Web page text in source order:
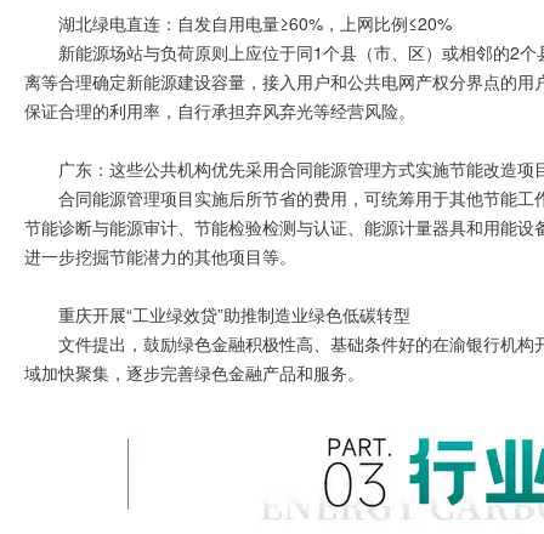
湖北绿电直连：自发自用电量≥60%，上网比例≤20%
新能源场站与负荷原则上应位于同1个县（市、区）或相邻的2
离等合理确定新能源建设容量，接入用户和公共电网产权分界点的
保证合理的利用率，自行承担弃风弃光等经营风险。
广东：这些公共机构优先采用合同能源管理方式实施节能改造项
合同能源管理项目实施后所节省的费用，可统筹用于其他节能
节能诊断与能源审计、节能检验检测与认证、能源计量器具和用能
进一步挖掘节能潜力的其他项目等。
重庆开展“工业绿效贷”助推制造业绿色低碳转型
文件提出，鼓励绿色金融积极性高、基础条件好的在渝银行机
域加快聚集，逐步完善绿色金融产品和服务。